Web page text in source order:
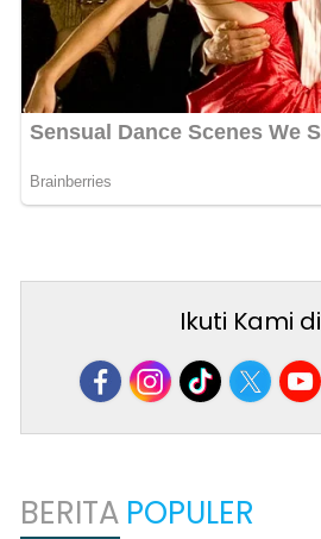
Ikuti Kami di
BERITA POPULER